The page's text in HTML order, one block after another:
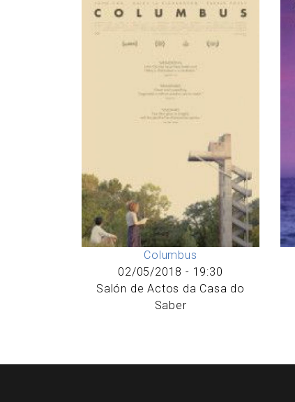
Columbus
02/05/2018 - 19:30
Salón de Actos da Casa do
Saber